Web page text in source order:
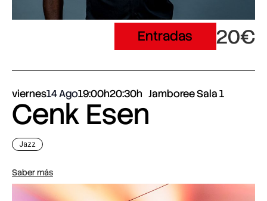
Entradas 20€
viernes14 Ago19:00h20:30h Jamboree Sala 1
Cenk Esen
Jazz
Saber más